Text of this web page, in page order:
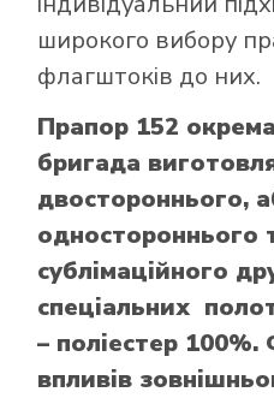
широкого вибору
флагштоків до них.
Прапор 152
бригада
двостороннього,
одностороннього
сублімаційного
спеціальних
– поліестер 100%.
впливів